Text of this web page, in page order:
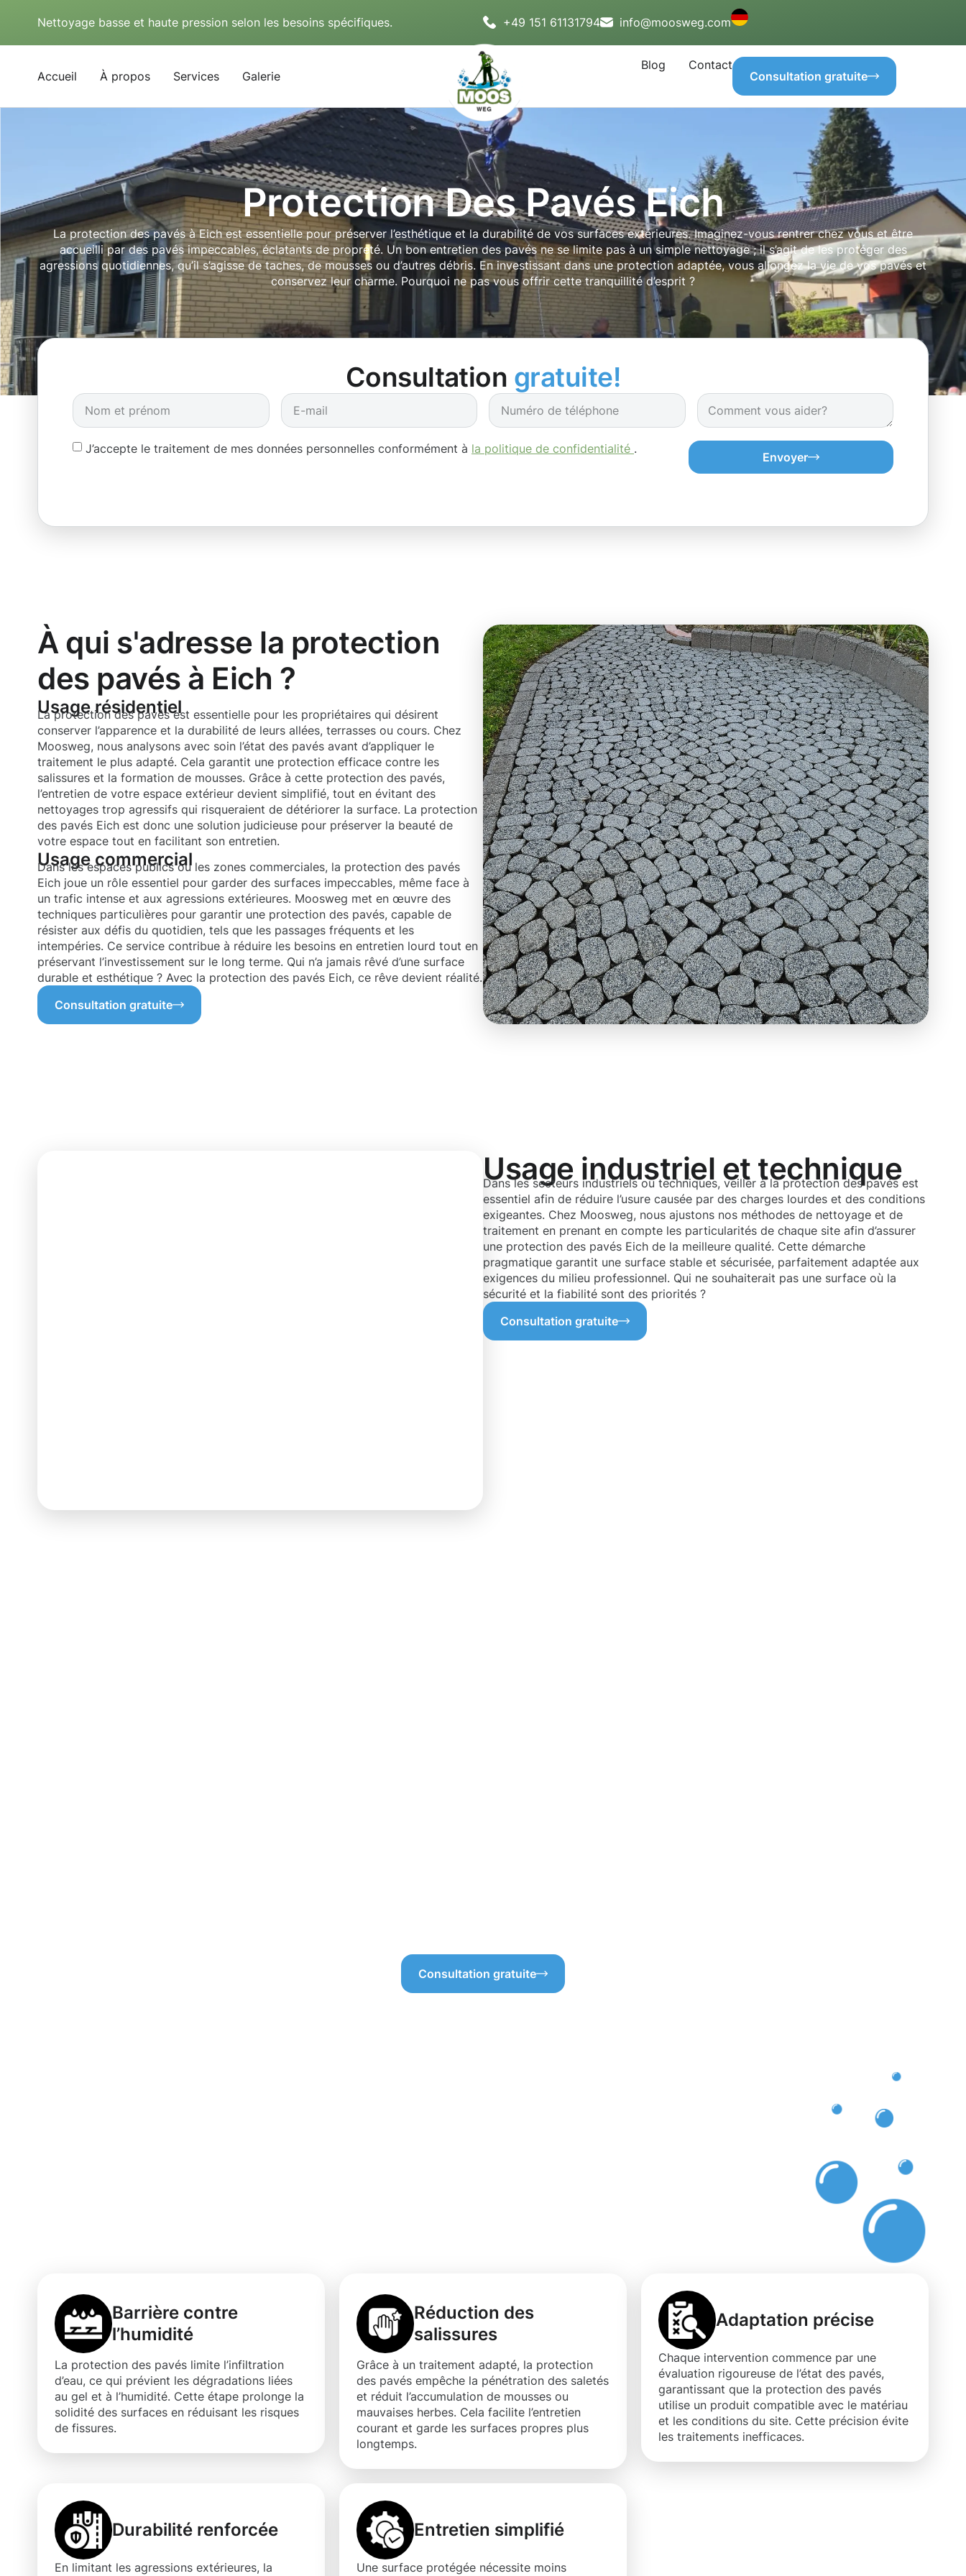
Nettoyage basse et haute pression selon les besoins spécifiques. +49 151 61131794 info@moosweg.com
Accueil À propos Services Galerie
Blog
Contact
Consultation gratuite
Protection Des Pavés Eich
La protection des pavés à Eich est essentielle pour préserver l’esthétique et la durabilité de vos surfaces extérieures. Imaginez-vous rentrer chez vous et être
accueilli par des pavés impeccables, éclatants de propreté. Un bon entretien des pavés ne se limite pas à un simple nettoyage ; il s’agit de les protéger des
agressions quotidiennes, qu’il s’agisse de taches, de mousses ou d’autres débris. En investissant dans une protection adaptée, vous allongez la vie de vos pavés et
conservez leur charme. Pourquoi ne pas vous offrir cette tranquillité d’esprit ?
Consultation gratuite!
J’accepte le traitement de mes données personnelles conformément à la politique de confidentialité .
Envoyer
À qui s'adresse la protection
des pavés à Eich ?
Usage résidentiel
La protection des pavés est essentielle pour les propriétaires qui désirent
conserver l’apparence et la durabilité de leurs allées, terrasses ou cours. Chez
Moosweg, nous analysons avec soin l’état des pavés avant d’appliquer le
traitement le plus adapté. Cela garantit une protection efficace contre les
salissures et la formation de mousses. Grâce à cette protection des pavés,
l’entretien de votre espace extérieur devient simplifié, tout en évitant des
nettoyages trop agressifs qui risqueraient de détériorer la surface. La protection
des pavés Eich est donc une solution judicieuse pour préserver la beauté de
votre espace tout en facilitant son entretien.
Usage commercial
Dans les espaces publics ou les zones commerciales, la protection des pavés
Eich joue un rôle essentiel pour garder des surfaces impeccables, même face à
un trafic intense et aux agressions extérieures. Moosweg met en œuvre des
techniques particulières pour garantir une protection des pavés, capable de
résister aux défis du quotidien, tels que les passages fréquents et les
intempéries. Ce service contribue à réduire les besoins en entretien lourd tout en
préservant l’investissement sur le long terme. Qui n’a jamais rêvé d’une surface
durable et esthétique ? Avec la protection des pavés Eich, ce rêve devient réalité.
Consultation gratuite
Usage industriel et technique
Dans les secteurs industriels ou techniques, veiller à la protection des pavés est
essentiel afin de réduire l’usure causée par des charges lourdes et des conditions
exigeantes. Chez Moosweg, nous ajustons nos méthodes de nettoyage et de
traitement en prenant en compte les particularités de chaque site afin d’assurer
une protection des pavés Eich de la meilleure qualité. Cette démarche
pragmatique garantit une surface stable et sécurisée, parfaitement adaptée aux
exigences du milieu professionnel. Qui ne souhaiterait pas une surface où la
sécurité et la fiabilité sont des priorités ?
Consultation gratuite
Consultation gratuite
Barrière contre
l’humidité
La protection des pavés limite l’infiltration
d’eau, ce qui prévient les dégradations liées
au gel et à l’humidité. Cette étape prolonge la
solidité des surfaces en réduisant les risques
de fissures.
Réduction des
salissures
Grâce à un traitement adapté, la protection
des pavés empêche la pénétration des saletés
et réduit l’accumulation de mousses ou
mauvaises herbes. Cela facilite l’entretien
courant et garde les surfaces propres plus
longtemps.
Adaptation précise
Chaque intervention commence par une
évaluation rigoureuse de l’état des pavés,
garantissant que la protection des pavés
utilise un produit compatible avec le matériau
et les conditions du site. Cette précision évite
les traitements inefficaces.
Durabilité renforcée
En limitant les agressions extérieures, la
Entretien simplifié
Une surface protégée nécessite moins